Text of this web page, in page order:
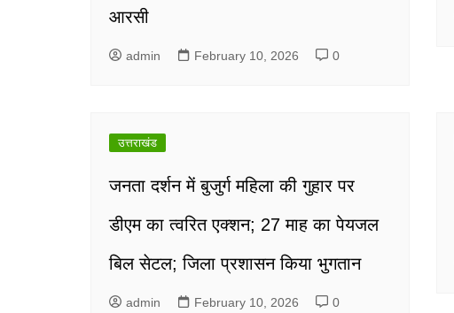
आरसी
admin February 10, 2026 0
उत्तराखंड
जनता दर्शन में बुजुर्ग महिला की गुहार पर
डीएम का त्वरित एक्शन; 27 माह का पेयजल
बिल सेटल; जिला प्रशासन किया भुगतान
admin February 10, 2026 0